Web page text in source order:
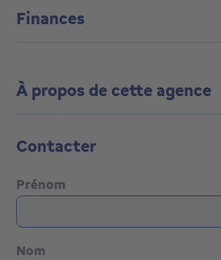
Finances
À propos de cette agence
Contacter
Prénom
Nom